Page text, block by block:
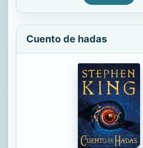
Cuento de hadas